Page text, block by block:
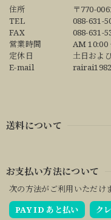
住所
〒770-
TEL
088-631-
FAX
088-631-
営業時間
AM 10:00
定休日
土日およ
E-mail
送料について
お支払い方法について
次の方法がご利用いただけま
PAY ID あと払い
ク